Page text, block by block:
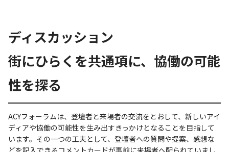
ディスカッション
街にひらくを共通項に、協働の可能
性を探る
ACYフォーラムは、登壇者と来場者の交流をとおして、新しいアイ
ディアや協働の可能性を生み出すきっかけとなることを目指して
います。その一つの工夫として、登壇者への質問や提案、感想な